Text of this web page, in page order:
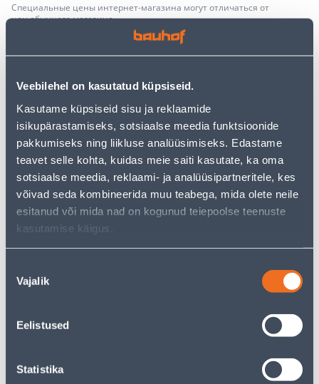
Veebilehel on kasutatud küpsiseid.
Kasutame küpsiseid sisu ja reklaamide
isikupärastamiseks, sotsiaalse meedia funktsioonide
pakkumiseks ning liikluse analüüsimiseks. Edastame
teavet selle kohta, kuidas meie saiti kasutate, ka oma
sotsiaalse meedia, reklaami- ja analüüsipartneritele, kes
võivad seda kombineerida muu teabega, mida olete neile
esitanud või mida nad on kogunud teiepoolse teenuste
kasutamise käigus.
valik
Vajalik
Eelistused
Statistika
Специальные цены интернет-магазина могут отличаться от
цен обычного магазина
− + ДОБАВИТЬ В КОРЗИНУ
Посмотреть наличие
• 14-päevane tagastusõigus.
• HANKIJA LAOST TELLITAV TOODE
Предполагаемая доставка 3,69 € от 22.08.2026
Ожидаемая доставка домой от 16,90 € с 22.08.2026